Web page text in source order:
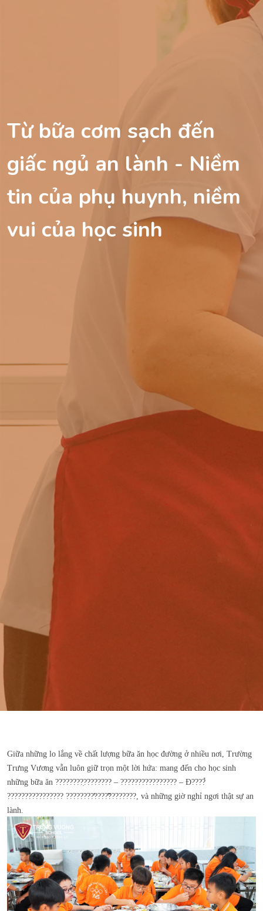
Từ bữa cơm sạch đến
giấc ngủ an lành - Niềm
tin của phụ huynh, niềm
vui của học sinh
Giữa những lo lắng về chất lượng bữa ăn học đường ở nhiều nơi, Trường
Trưng Vương vẫn luôn giữ trọn một lời hứa: mang đến cho học sinh
những bữa ăn ????????̣???????? – ???????????????? – Đ????̉
???????????????? ????????̛????̛̃????????, và những giờ nghỉ ngơi thật sự an
lành.